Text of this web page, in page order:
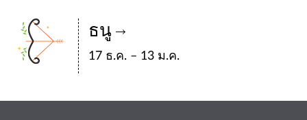
ธนู
17 ธ.ค. – 13 ม.ค.